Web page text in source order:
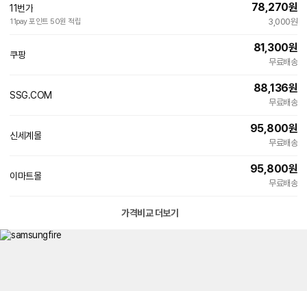
11번가
11pay 포인트 50원 적립
78,270원
3,000원
쿠팡
81,300원
무료배송
SSG.COM
88,136원
무료배송
신세계몰
95,800원
무료배송
이마트몰
95,800원
무료배송
가격비교 더보기